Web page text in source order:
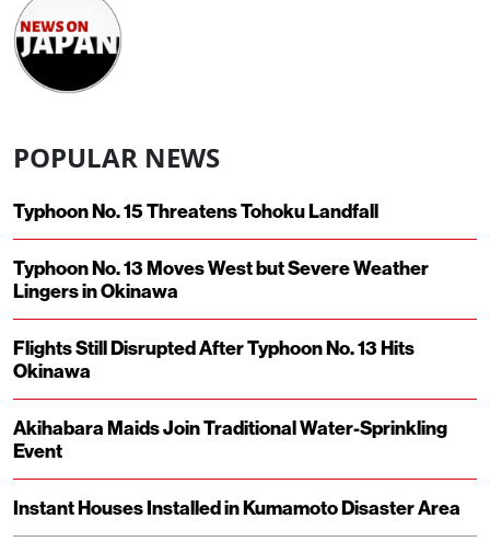
POPULAR NEWS
Typhoon No. 15 Threatens Tohoku Landfall
Typhoon No. 13 Moves West but Severe Weather
Lingers in Okinawa
Flights Still Disrupted After Typhoon No. 13 Hits
Okinawa
Akihabara Maids Join Traditional Water-Sprinkling
Event
Instant Houses Installed in Kumamoto Disaster Area